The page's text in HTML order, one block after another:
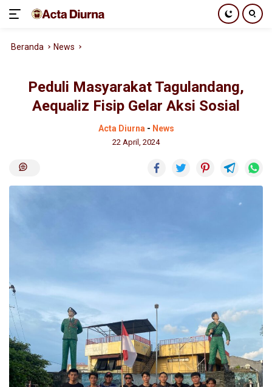
Beranda News
Peduli Masyarakat Tagulandang,
Aequaliz Fisip Gelar Aksi Sosial
Acta Diurna - News
22 April, 2024